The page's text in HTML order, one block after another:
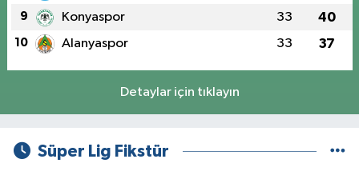
9 Konyaspor 33 40
10 Alanyaspor 33 37
Detaylar için tıklayın
Süper Lig Fikstür